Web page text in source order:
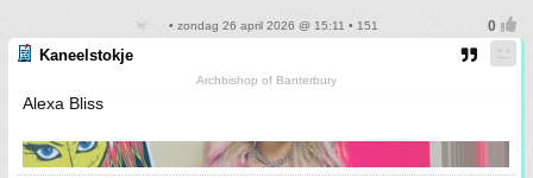
• zondag 26 april 2026 @ 15:11 • 151
Kaneelstokje
Archbishop of Banterbury
Alexa Bliss